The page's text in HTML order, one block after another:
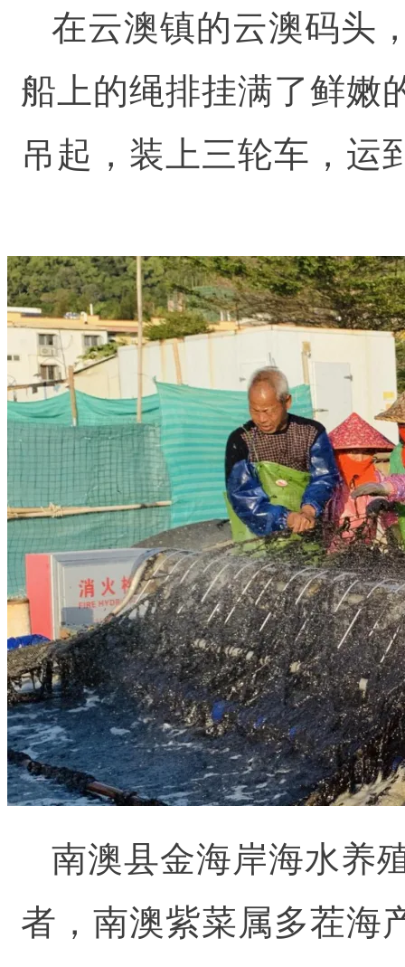
在云澳镇的云澳码头
船上的绳排挂满了鲜嫩
吊起，装上三轮车，运
南澳县金海岸海水养
者，南澳紫菜属多茬海